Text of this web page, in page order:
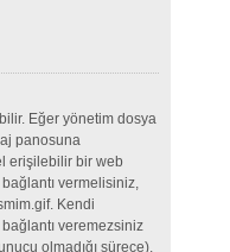
Eğer yönetim dosya
panosuna
erişilebilir bir web
vermelisiniz,
Kendi
veremezsiniz
olmadığı sürece).